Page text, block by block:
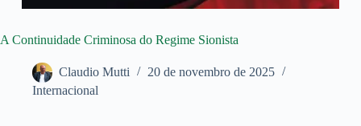
A Continuidade Criminosa do Regime Sionista
Claudio Mutti
20 de novembro de 2025
Internacional